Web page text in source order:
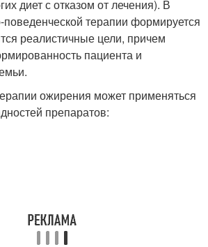
диет с отказом от лечения). В
поведенческой терапии формируется
реалистичные цели, причем
пациента и
ожирения может применяться
препаратов: